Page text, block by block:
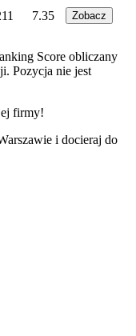
7.35 Zobacz
Score obliczany
Pozycja nie jest
firmy!
i docieraj do